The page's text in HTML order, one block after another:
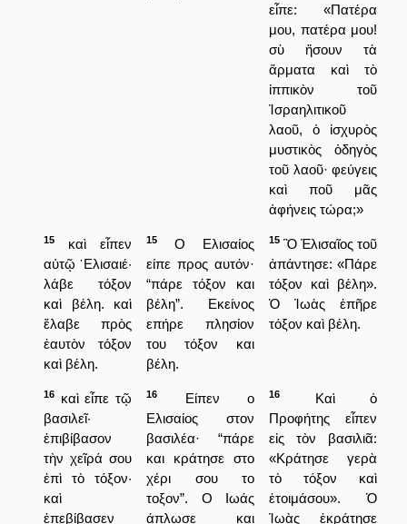
εἶπε: «Πατέρα
μου, πατέρα μου!
σὺ ἤσουν τὰ
ἅρματα καὶ τὸ
ἱππικὸν τοῦ
Ἰσραηλιτικοῦ
λαοῦ, ὁ ἰσχυρὸς
μυστικὸς ὁδηγὸς
τοῦ λαοῦ· φεύγεις
καὶ ποῦ μᾶς
ἀφήνεις τώρα;»
15
καὶ εἶπεν
αὐτῷ ῾Ελισαιέ·
λάβε τόξον
καὶ βέλη. καὶ
ἔλαβε πρὸς
ἑαυτὸν τόξον
καὶ βέλη.
15
Ο Ελισαίος
είπε προς αυτόν·
“πάρε τόξον και
βέλη”. Εκείνος
επήρε πλησίον
του τόξον και
βέλη.
15 Ὃ Ἐλισαῖος τοῦ
ἀπάντησε: «Πάρε
τόξον καὶ βέλη».
Ὁ Ἰωὰς ἐπῆρε
τόξον καὶ βέλη.
16
καὶ εἶπε τῷ
βασιλεῖ·
ἐπιβίβασον
τὴν χεῖρά σου
ἐπὶ τὸ τόξον·
καὶ
ἐπεβίβασεν
16
Είπεν ο
Ελισαίος στον
βασιλέα· “πάρε
και κράτησε στο
χέρι σου το
τοξον”. Ο Ιωάς
άπλωσε και
16
Καὶ ὁ
Προφήτης εἶπεν
εἰς τὸν βασιλιᾶ:
«Κράτησε γερὰ
τὸ τόξον καὶ
ἐτοιμάσου». Ὁ
Ἰωὰς ἐκράτησε